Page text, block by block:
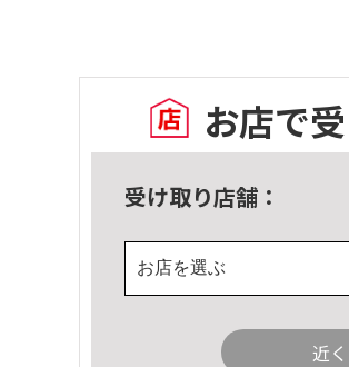
お店で
受け取り店舗：
お店を選ぶ
近